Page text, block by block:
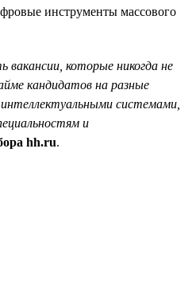
инструменты массового
вакансии, которые никогда не
кандидатов на разные
системами,
и
hh.ru.